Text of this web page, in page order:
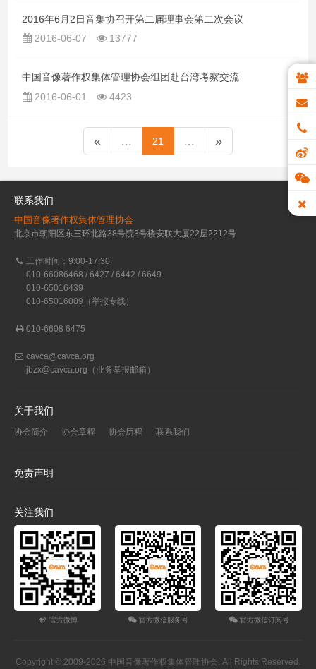
2016年6月2日音集协召开第二届理事会第二次会议
2016-06-07
13777
中国音像著作权集体管理协会组团赴台湾考察交流
2016-06-01
4423
« ... 21 ... »
联系我们
中国音像著作权集体管理协会
北京市朝阳区东三环北路38号院3号楼安联大厦22层2212号
工作时间：9:00-17:30
010-66086468 / 6427 / 6442 / 6649
010-65016439
010-65016009（举报专线）
010-6608 6475
cavca@cavca.org
jbzx@cavca.org （业务举报邮箱）
关于我们
协会简介 协会章程 协会历程 联系我们
免责声明
关注我们
官方微博 官方微信服务号 官方微信订阅号
Copyright © 2009-2026 中国音像著作权集体管理协会. All Rights Reserved.